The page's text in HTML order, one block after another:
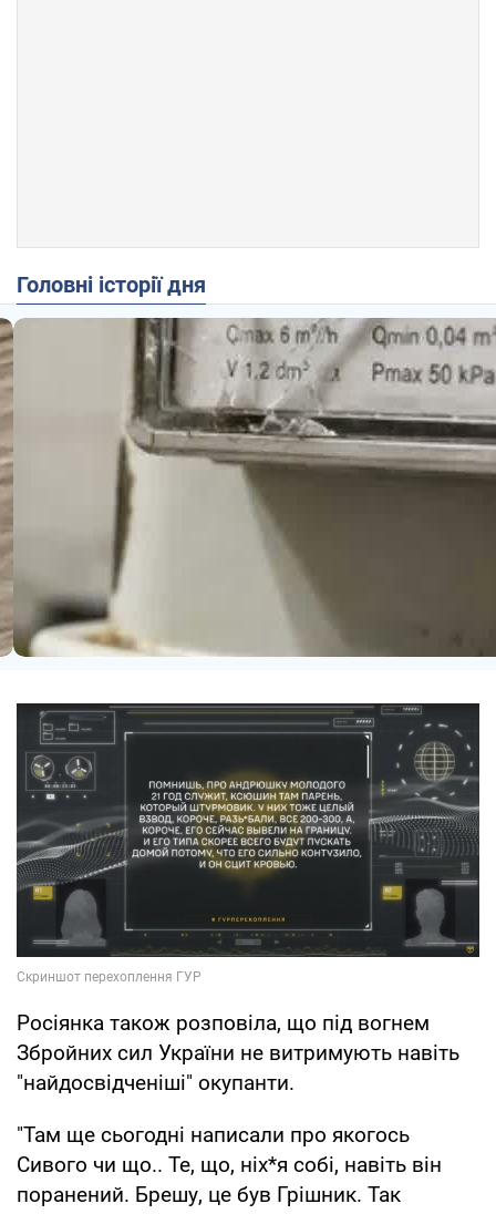
Головні історії дня
Росіянка також розповіла, що під вогнем
Збройних сил України не витримують навіть
"найдосвідченіші" окупанти.
"Там ще сьогодні написали про якогось
Сивого чи що.. Те, що, ніх*я собі, навіть він
поранений. Брешу, це був Грішник. Так